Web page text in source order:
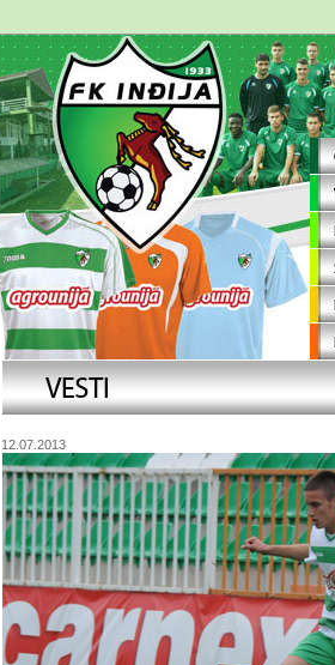
12.07.2013